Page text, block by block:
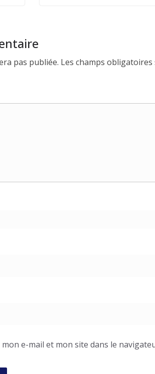
pas publiée. Les champs
e-mail et mon site dans le